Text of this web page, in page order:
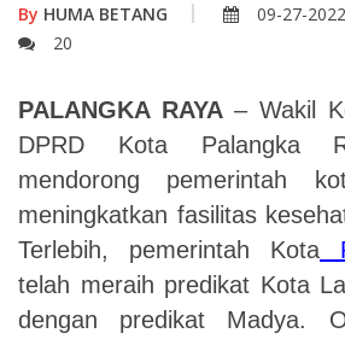
By HUMA BETANG 09-27-2022
20
PALANGKA RAYA – Wakil
DPRD Kota Palangka
mendorong pemerintah
meningkatkan fasilitas
Terlebih, pemerintah Kota
telah meraih predikat Kota
dengan predikat Madya.